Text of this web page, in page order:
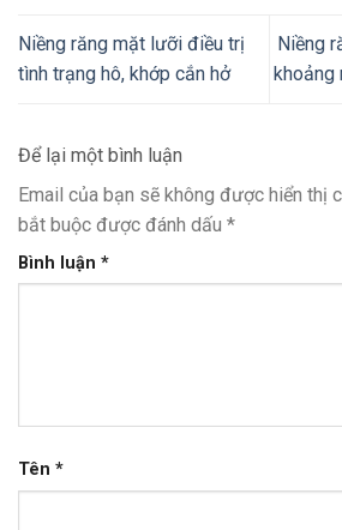
Niềng răng mặt lưỡi điều trị
tình trạng hô, khớp cắn hở
Niềng
khoảng
Để lại một bình luận
Email của bạn sẽ không được hiển thị
bắt buộc được đánh dấu *
Bình luận *
Tên *